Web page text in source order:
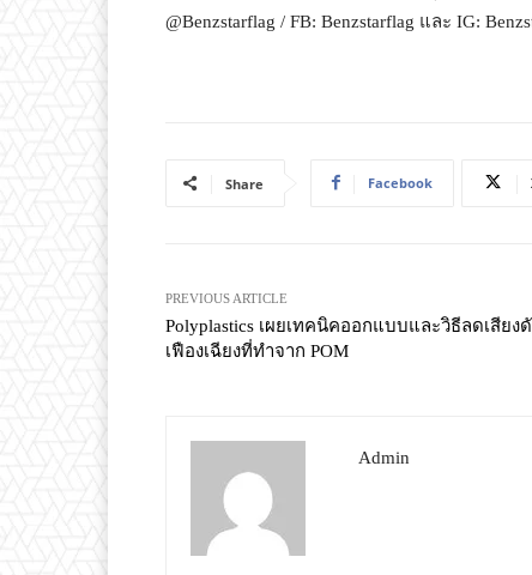
@Benzstarflag / FB: Benzstarflag และ IG:
Share Facebook
PREVIOUS ARTICLE
Polyplastics เผยเทคนิคออกแบบและวิธีลดเสียง
เฟืองเฉียงที่ทำจาก POM
Admin